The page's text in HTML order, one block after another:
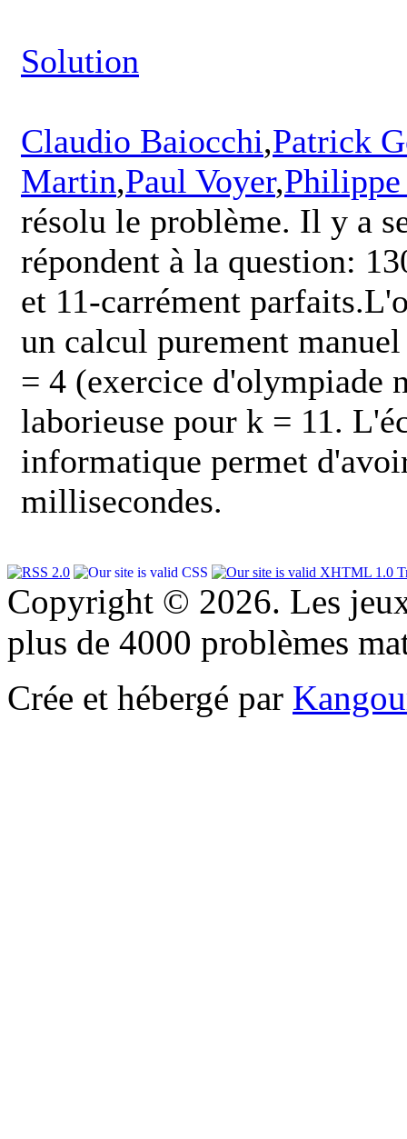
Solution
Claudio Baiocchi,Patrick
Martin,Paul Voyer,
résolu le problème. Il y a
répondent à la question:
et 11-carrément
un calcul purement
= 4 (exercice d'olympiade
laborieuse pour k = 11.
informatique permet
millisecondes.
Copyright © 2026. Les
plus de 4000 problèmes
Crée et hébergé par